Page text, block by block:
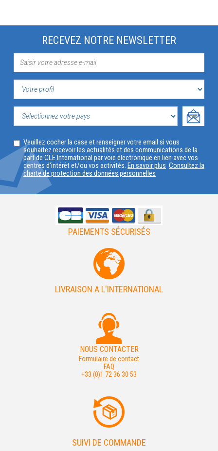
RECEVEZ NOTRE NEWSLETTER
VOTRE
PROFIL
VOTRE
PAYS
Veuillez cocher la case et renseigner votre email si vous
souhaitez recevoir les actualités et des communications de la
part de CLE International par voie électronique en lien avec vos
centres d'intérêt et/ou vos activités. En savoir plus Consultez la
charte de protection des données personnelles
PAIEMENTS SÉCURISÉS
LIVRAISON A L'INTERNATIONAL
NOUS CONTACTER
Formulaire de contact
FAQ
+33 (0)1 72 36 30 53
SUIVI DE COMMANDE